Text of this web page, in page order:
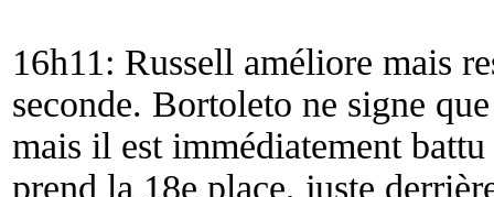
16h11: Russell améliore mais
seconde. Bortoleto ne signe
mais il est immédiatement
prend la 18e place, juste